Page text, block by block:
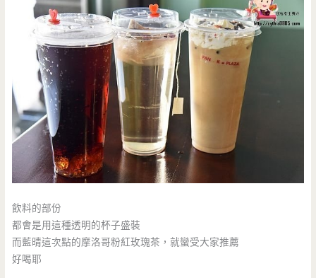
飲料的部份
都會是用這種透明的杯子盛裝
而藍晴這次點的摩洛哥粉紅玫瑰茶，就蠻受大家推薦
好喝耶